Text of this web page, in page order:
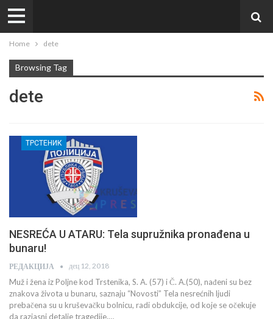
Home dete
Browsing Tag
dete
ТРСТЕНИК
NESREĆA U ATARU: Tela supružnika pronađena u
bunaru!
РЕДАКЦИЈА дец 12, 2018
Muž i žena iz Poljne kod Trstenika, S. A. (57) i Č. A.(50), nađeni su bez
znakova života u bunaru, saznaju “Novosti” Tela nesrećnih ljudi
prebačena su u kruševačku bolnicu, radi obdukcije, od koje se očekuje
da razjasni detalje tragedije.…